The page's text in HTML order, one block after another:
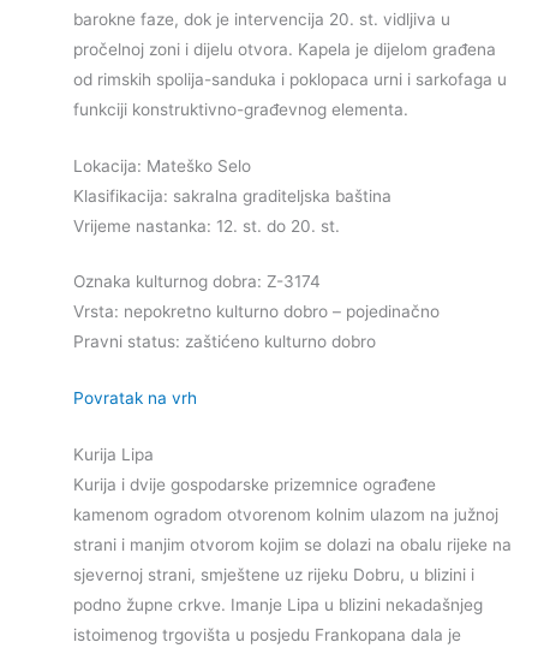
barokne faze, dok je intervencija 20. st. vidljiva u
pročelnoj zoni i dijelu otvora. Kapela je dijelom građena
od rimskih spolija-sanduka i poklopaca urni i sarkofaga u
funkciji konstruktivno-građevnog elementa.
Lokacija: Mateško Selo
Klasifikacija: sakralna graditeljska baština
Vrijeme nastanka: 12. st. do 20. st.
Oznaka kulturnog dobra: Z-3174
Vrsta: nepokretno kulturno dobro – pojedinačno
Pravni status: zaštićeno kulturno dobro
Povratak na vrh
Kurija Lipa
Kurija i dvije gospodarske prizemnice ograđene
kamenom ogradom otvorenom kolnim ulazom na južnoj
strani i manjim otvorom kojim se dolazi na obalu rijeke na
sjevernoj strani, smještene uz rijeku Dobru, u blizini i
podno župne crkve. Imanje Lipa u blizini nekadašnjeg
istoimenog trgovišta u posjedu Frankopana dala je